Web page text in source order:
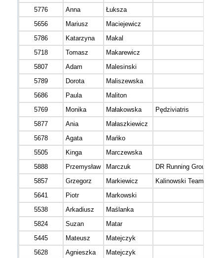
5776
Anna
Łuksza
5656
Mariusz
Maciejewicz
5786
Katarzyna
Makal
5718
Tomasz
Makarewicz
5807
Adam
Malesinski
5789
Dorota
Maliszewska
5686
Paula
Maliton
5769
Monika Małakowska
Pędziviatris
5877
Ania
Małaszkiewicz
5678
Agata
Mańko
5505
Kinga
Marczewska
5888
Przemysław Marczuk
DR Running Group
5857
Grzegorz Markiewicz Kalinowski Team
5641
Piotr
Markowski
5538
Arkadiusz
Maślanka
5824
Suzan
Matar
5445
Mateusz
Matejczyk
5628
Agnieszka
Matejczyk